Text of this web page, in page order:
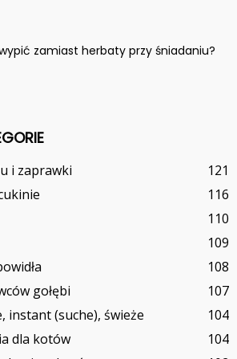
zamiast herbaty przy śniadaniu?
i zaprawki
121
116
110
109
108
gołębi
107
instant (suche), świeże
104
dla kotów
104